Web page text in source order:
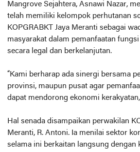
Mangrove Sejahtera, Asnawi Nazar,
telah memiliki kelompok perhutanan
KOPGRABKT Jaya Meranti sebagai
masyarakat dalam pemanfaatan
secara legal dan berkelanjutan.
“Kami berharap ada sinergi bersama
provinsi, maupun pusat agar
dapat mendorong ekonomi
Hal senada disampaikan perwakilan
Meranti, R. Antoni. Ia menilai sektor
selama ini berkaitan langsung dengan